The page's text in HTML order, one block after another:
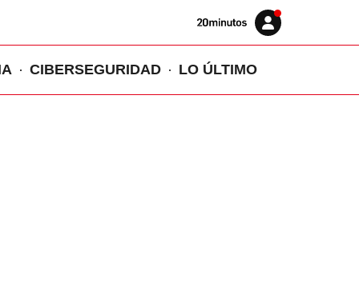
Volver
Iniciar
sesión
CIBERSEGURIDAD LO ÚLTIMO